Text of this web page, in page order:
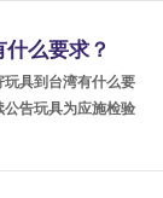
么要求？
具到台湾有什么要
告玩具为应施检验